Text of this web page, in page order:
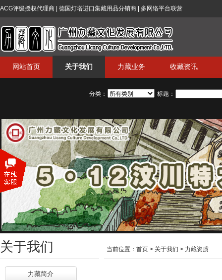
ACG评级授权代理商 | 德国灯塔进口集藏用品分销商 | 多网络平台联营
网站首页 关于我们 力藏业务 收藏资讯
分类： 标题：
关于我们
力藏简介
当前位置： 首页 > 关于我们 > 力藏资质